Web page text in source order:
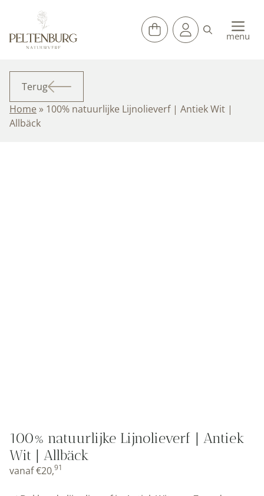
de
inhoud
menu
Terug
Home » 100% natuurlijke Lijnolieverf | Antiek Wit |
Allbäck
100% natuurlijke Lijnolieverf | Antiek
Wit | Allbäck
vanaf€20,91